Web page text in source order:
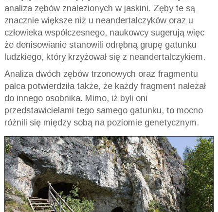
analiza zębów znalezionych w jaskini. Zęby te są
znacznie większe niż u neandertalczyków oraz u
człowieka współczesnego, naukowcy sugerują więc
że denisowianie stanowili odrębną grupę gatunku
ludzkiego, który krzyżował się z neandertalczykiem.
Analiza dwóch zębów trzonowych oraz fragmentu
palca potwierdziła także, że każdy fragment należał
do innego osobnika. Mimo, iż byli oni
przedstawicielami tego samego gatunku, to mocno
różnili się między sobą na poziomie genetycznym.